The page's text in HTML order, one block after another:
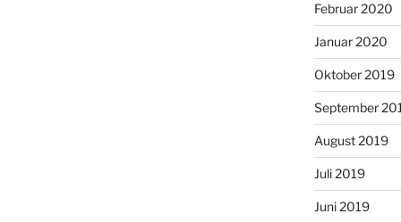
Februar 2020
Januar 2020
Oktober 2019
September
August 2019
Juli 2019
Juni 2019